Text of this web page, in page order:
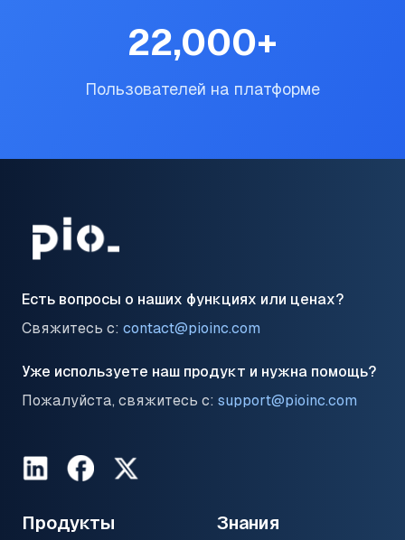
22,000+
Пользователей на платформе
Есть вопросы о наших функциях или ценах?
Свяжитесь с: contact@pioinc.com
Уже используете наш продукт и нужна помощь?
Пожалуйста, свяжитесь с: support@pioinc.com
LinkedInFacebookTwitter
Продукты Знания